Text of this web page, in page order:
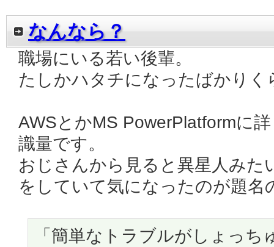
なんなら？
職場にいる若い後輩。
たしかハタチになったばかりく
AWSとかMS PowerPlatformに
識量です。
おじさんから見ると異星人みた
をしていて気になったのが題名
「簡単なトラブルがしょっち